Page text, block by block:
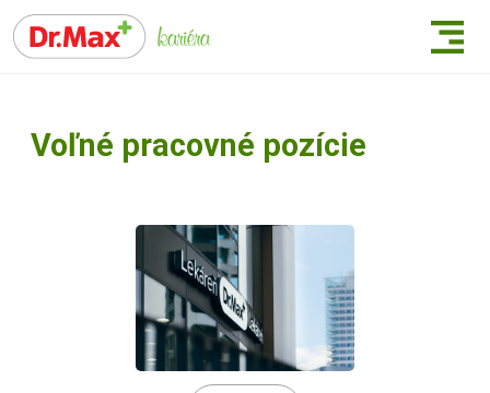
Voľné pracovné pozície